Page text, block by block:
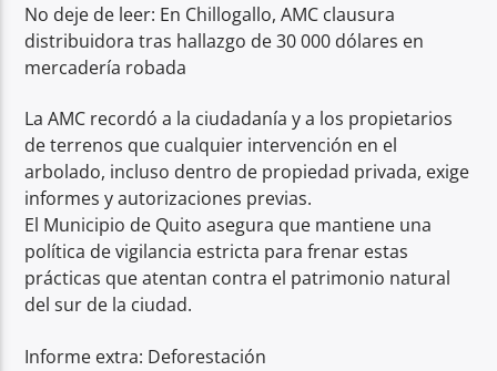
No deje de leer: En Chillogallo, AMC clausura
distribuidora tras hallazgo de 30 000 dólares en
mercadería robada
La AMC recordó a la ciudadanía y a los propietarios
de terrenos que cualquier intervención en el
arbolado, incluso dentro de propiedad privada, exige
informes y autorizaciones previas.
El Municipio de Quito asegura que mantiene una
política de vigilancia estricta para frenar estas
prácticas que atentan contra el patrimonio natural
del sur de la ciudad.
Informe extra: Deforestación